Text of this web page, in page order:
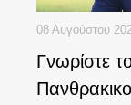
08 Αυγούστου
Γνωρίστε